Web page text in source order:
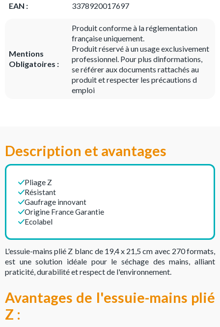
EAN : 3378920017697
Mentions
Obligatoires :
Produit conforme à la réglementation
française uniquement.
Produit réservé à un usage exclusivement
professionnel. Pour plus dinformations,
se référer aux documents rattachés au
produit et respecter les précautions d
emploi
Description et avantages
Pliage Z
Résistant
Gaufrage innovant
Origine France Garantie
Ecolabel
L'essuie-mains plié Z blanc de 19,4 x 21,5 cm avec 270 formats,
est une solution idéale pour le séchage des mains, alliant
praticité, durabilité et respect de l'environnement.
Avantages de l'essuie-mains plié
Z :